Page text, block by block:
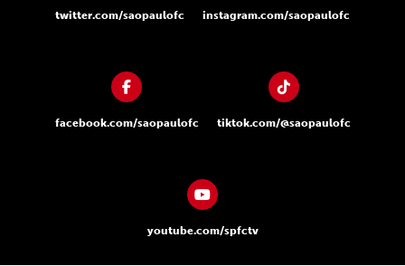
twitter.com/saopaulofc instagram.com/saopaulofc
facebook.com/saopaulofc tiktok.com/@saopaulofc
youtube.com/spfctv